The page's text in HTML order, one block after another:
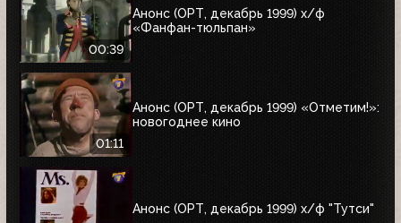
00:39
Анонс (ОРТ, декабрь 1999) х/ф
«Фанфан-тюльпан»
01:11
Анонс (ОРТ, декабрь 1999) «Отметим!»:
новогоднее кино
Анонс (ОРТ, декабрь 1999) х/ф "Тутси"